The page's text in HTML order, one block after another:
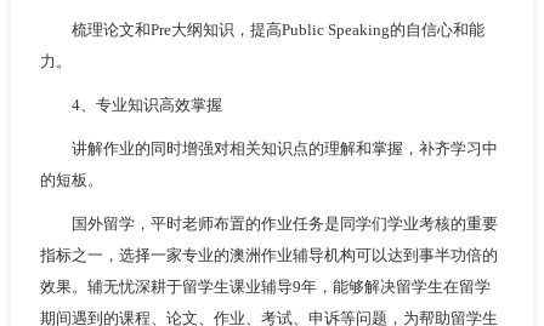
梳理论文和Pre大纲知识，提高Public Speaking的自信心和能
力。
4、专业知识高效掌握
讲解作业的同时增强对相关知识点的理解和掌握，补齐学习中
的短板。
国外留学，平时老师布置的作业任务是同学们学业考核的重要
指标之一，选择一家专业的澳洲作业辅导机构可以达到事半功倍的
效果。辅无忧深耕于留学生课业辅导9年，能够解决留学生在留学
期间遇到的课程、论文、作业、考试、申诉等问题，为帮助留学生